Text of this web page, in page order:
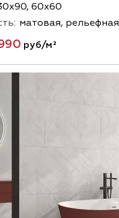
60х60
матовая, рельефная
руб/м²